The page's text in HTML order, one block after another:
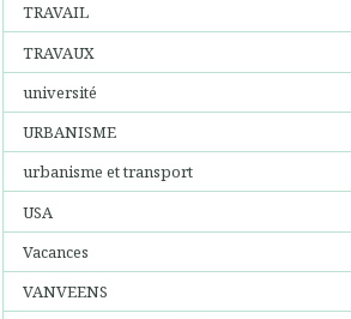
TRAVAIL
TRAVAUX
université
URBANISME
urbanisme et transport
USA
Vacances
VANVEENS